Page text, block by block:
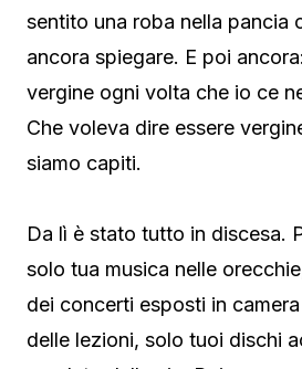
sentito una roba nella pancia
ancora spiegare. E poi
vergine ogni volta che io ce
Che voleva dire essere
siamo capiti.
Da lì è stato tutto in discesa.
solo tua musica nelle
dei concerti esposti in
delle lezioni, solo tuoi dischi